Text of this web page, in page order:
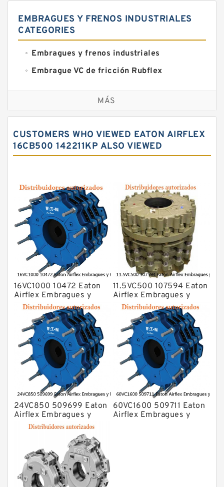
EMBRAGUES Y FRENOS INDUSTRIALES
CATEGORIES
Embragues y frenos industriales
Embrague VC de fricción Rubflex
Embragues y frenos VC
MÁS
CUSTOMERS WHO VIEWED EATON AIRFLEX
16CB500 142211KP ALSO VIEWED
16VC1000 10472 Eaton
Airflex Embragues y
Frenos
11.5VC500 107594 Eaton
Airflex Embragues y
Frenos
24VC850 509699 Eaton
Airflex Embragues y
Frenos
60VC1600 509711 Eaton
Airflex Embragues y